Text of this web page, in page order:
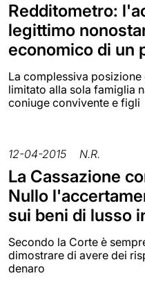
Redditometro:
legittimo
economico di un
La complessiva
limitato alla sola famiglia
coniuge convivente e figli
12-04-2015 N.R.
La Cassazione
Nullo
sui beni di lusso
Secondo la Corte è
dimostrare di avere dei
denaro